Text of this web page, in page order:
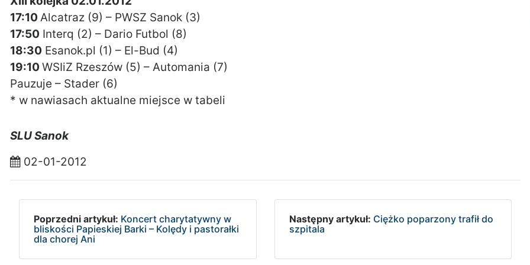
17:10 Alcatraz (9) – PWSZ Sanok (3)
17:50 Interq (2) – Dario Futbol (8)
18:30 Esanok.pl (1) – El-Bud (4)
19:10 WSIiZ Rzeszów (5) – Automania (7)
Pauzuje – Stader (6)
* w nawiasach aktualne miejsce w tabeli
SLU Sanok
02-01-2012
Poprzedni artykuł: Koncert charytatywny w
bliskości Papieskiej Barki – Kolędy i pastorałki
dla chorej Ani
Następny artykuł: Ciężko poparzony trafił do
szpitala